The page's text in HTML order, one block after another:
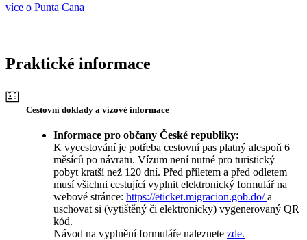
více o Punta Cana
Praktické informace
Cestovní doklady a vízové informace
Informace pro občany České republiky:
K vycestování je potřeba cestovní pas platný alespoň 6
měsíců po návratu. Vízum není nutné pro turistický
pobyt kratší než 120 dní. Před příletem a před odletem
musí všichni cestující vyplnit elektronický formulář na
webové stránce: https://eticket.migracion.gob.do/a
uschovat si (vytištěný či elektronicky) vygenerovaný QR
kód.
Návod na vyplnění formuláře naleznete zde.